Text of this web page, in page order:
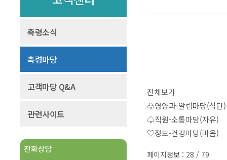
축령소식
축령마당
고객마당 Q&A
관련사이트
전체보기
♧영양과-알림마당(식단)
♤직원-소통마당(자유)
♡정보-건강마당(마음)
페이지정보 : 28 / 79